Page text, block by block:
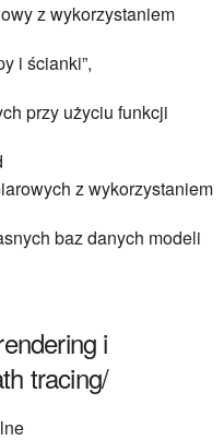
z wykorzystaniem
i ścianki”,
przy użyciu funkcji
z wykorzystaniem
baz danych modeli
i
tracing/